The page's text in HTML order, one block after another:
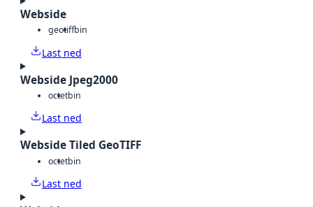
Webside
geotiffbin
Last ned
Webside Jpeg2000
octetbin
Last ned
Webside Tiled GeoTIFF
octetbin
Last ned